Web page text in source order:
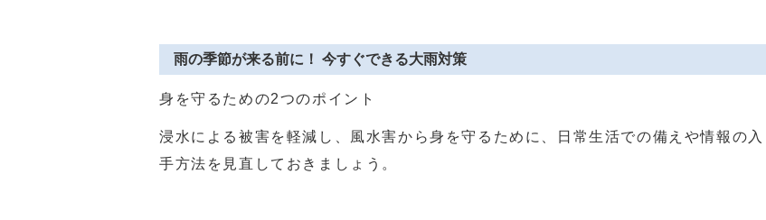
雨の季節が来る前に！ 今すぐできる大雨対策
身を守るための2つのポイント
浸水による被害を軽減し、風水害から身を守るために、日常生活での備えや情報の入
手方法を見直しておきましょう。